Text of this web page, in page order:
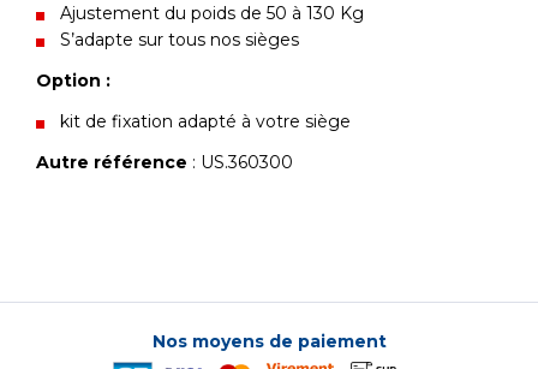
Ajustement du poids de 50 à 130 Kg
S’adapte sur tous nos sièges
Option :
kit de fixation adapté à votre siège
Autre référence : US.360300
Nos moyens de paiement